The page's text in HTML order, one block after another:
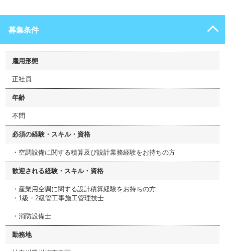
募集条件
雇用形態
正社員
年齢
不問
必須の経験・スキル・資格
・空調設備に関する積算及び設計業務経験をお持ちの方
歓迎される経験・スキル・資格
・産業用空調に関する設計積算経験をお持ちの方
・1級・2級管工事施工管理技士
・消防設備士
勤務地